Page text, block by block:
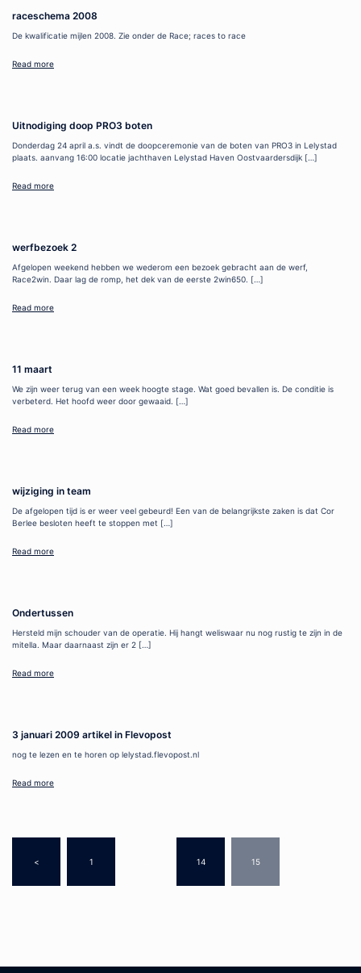
raceschema 2008
De kwalificatie mijlen 2008. Zie onder de Race; races to race
Read more
Uitnodiging doop PRO3 boten
Donderdag 24 april a.s. vindt de doopceremonie van de boten van PRO3 in Lelystad
plaats. aanvang 16:00 locatie jachthaven Lelystad Haven Oostvaardersdijk […]
Read more
werfbezoek 2
Afgelopen weekend hebben we wederom een bezoek gebracht aan de werf,
Race2win. Daar lag de romp, het dek van de eerste 2win650. […]
Read more
11 maart
We zijn weer terug van een week hoogte stage. Wat goed bevallen is. De conditie is
verbeterd. Het hoofd weer door gewaaid. […]
Read more
wijziging in team
De afgelopen tijd is er weer veel gebeurd! Een van de belangrijkste zaken is dat Cor
Berlee besloten heeft te stoppen met […]
Read more
Ondertussen
Hersteld mijn schouder van de operatie. Hij hangt weliswaar nu nog rustig te zijn in de
mitella. Maar daarnaast zijn er 2 […]
Read more
3 januari 2009 artikel in Flevopost
nog te lezen en te horen op lelystad.flevopost.nl
Read more
< 1 14 15